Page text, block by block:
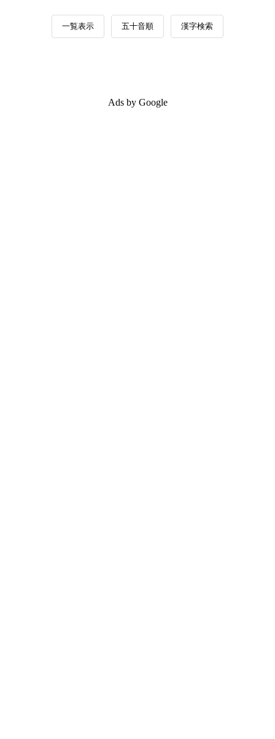
一覧表示 五十音順 漢字検索
Ads by Google